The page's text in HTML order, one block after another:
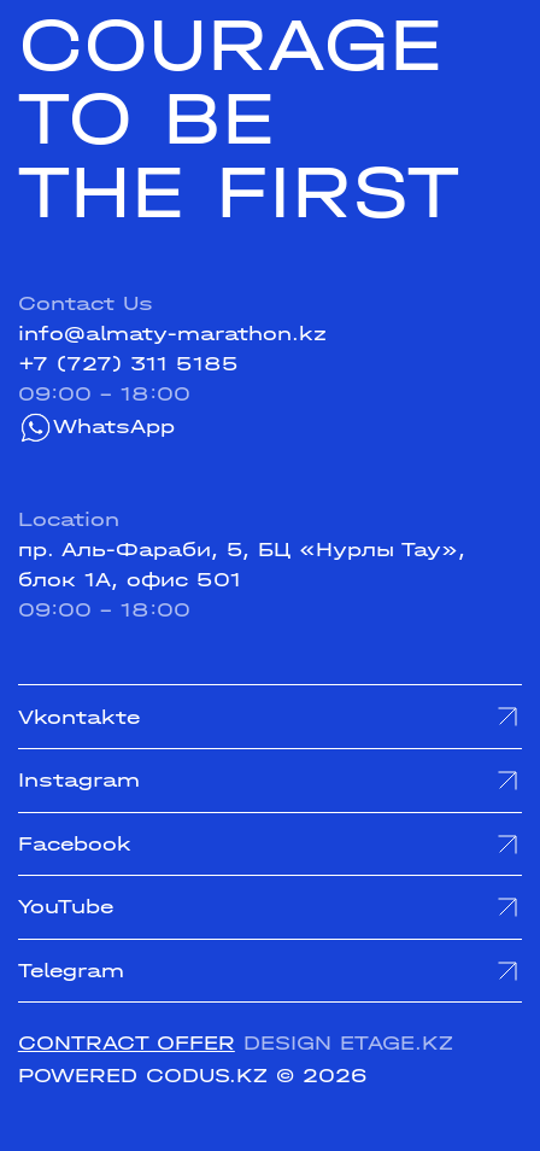
COURAGE
TO BE
THE FIRST
Contact Us
info@almaty-marathon.kz
+7 (727) 311 5185
09:00 - 18:00
WhatsApp
Location
пр. Аль-Фараби, 5, БЦ «Нурлы Тау»,
блок 1А, офис 501
09:00 - 18:00
Vkontakte
Instagram
Facebook
YouTube
Telegram
CONTRACT OFFER DESIGN ETAGE.KZ
POWERED CODUS.KZ © 2026